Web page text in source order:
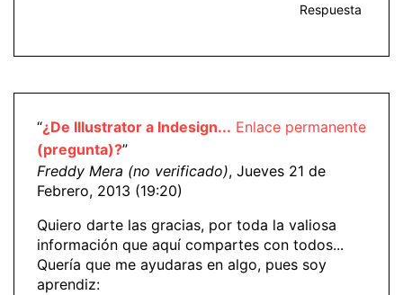
Respuesta
Enlace permanente
“¿De Illustrator a Indesign...
(pregunta)?”
Freddy Mera (no verificado), Jueves 21 de
Febrero, 2013 (19:20)
Quiero darte las gracias, por toda la valiosa
información que aquí compartes con todos...
Quería que me ayudaras en algo, pues soy
aprendiz: